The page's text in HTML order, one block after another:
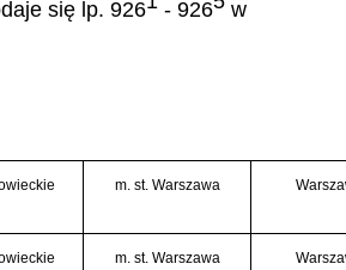
się lp. 926 - 926
w
m. st. Warszawa
m. st. Warszawa